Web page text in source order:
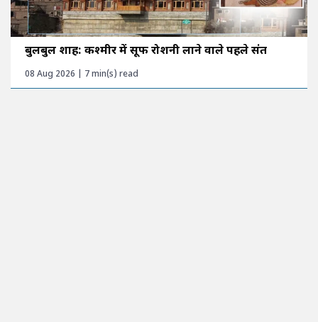
बुलबुल शाह: कश्मीर में सूफी रोशनी लाने वाले पहले संत
08 Aug 2026 | 7 min(s) read